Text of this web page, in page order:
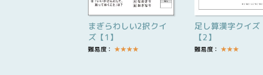
まぎらわしい2択クイ
ズ【1】
難易度： ★★★★
足し算漢字クイズ
【2】
難易度： ★★★